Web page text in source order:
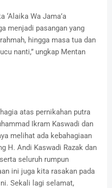
‘Alaika Wa Jama’a
menjadi pasangan yang
hingga masa tua dan
nanti,” ungkap Mentan
atas pernikahan putra
Ikram Kaswadi dan
melihat ada kebahagiaan
H. Andi Kaswadi Razak dan
seluruh rumpun
ini juga kita rasakan pada
Sekali lagi selamat,